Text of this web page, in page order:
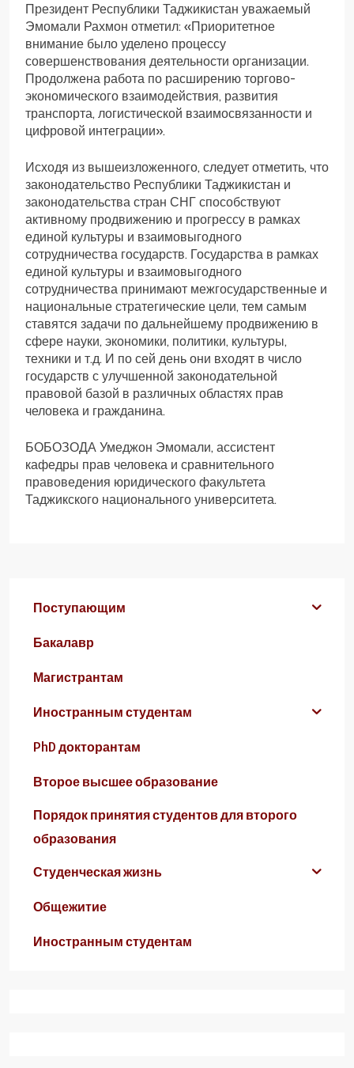
Президент Республики Таджикистан уважаемый
Эмомали Рахмон отметил: «Приоритетное
внимание было уделено процессу
совершенствования деятельности организации.
Продолжена работа по расширению торгово-
экономического взаимодействия, развития
транспорта, логистической взаимосвязанности и
цифровой интеграции».
Исходя из вышеизложенного, следует отметить, что
законодательство Республики Таджикистан и
законодательства стран СНГ способствуют
активному продвижению и прогрессу в рамках
единой культуры и взаимовыгодного
сотрудничества государств. Государства в рамках
единой культуры и взаимовыгодного
сотрудничества принимают межгосударственные и
национальные стратегические цели, тем самым
ставятся задачи по дальнейшему продвижению в
сфере науки, экономики, политики, культуры,
техники и т.д. И по сей день они входят в число
государств с улучшенной законодательной
правовой базой в различных областях прав
человека и гражданина.
БОБОЗОДА Умеджон Эмомали, ассистент
кафедры прав человека и сравнительного
правоведения юридического факультета
Таджикского национального университета.
Поступающим
Бакалавр
Магистрантам
Иностранным студентам
PhD докторантам
Второе высшее образование
Порядок принятия студентов для второго
образования
Студенческая жизнь
Общежитие
Иностранным студентам